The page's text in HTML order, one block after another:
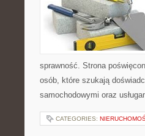
sprawność. Strona
osób, które szukają
samochodowymi oraz
CATEGORIES: